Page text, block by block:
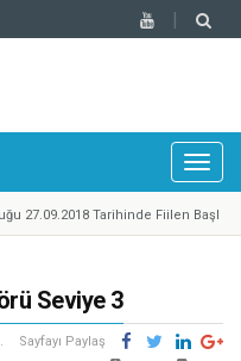
27.09.2018 Tarihinde Fiilen Başl
Kurulu 17. Toplantısı Gerçekleşti
Hazırlandı
Seviye 3
Sayfayı Paylaş